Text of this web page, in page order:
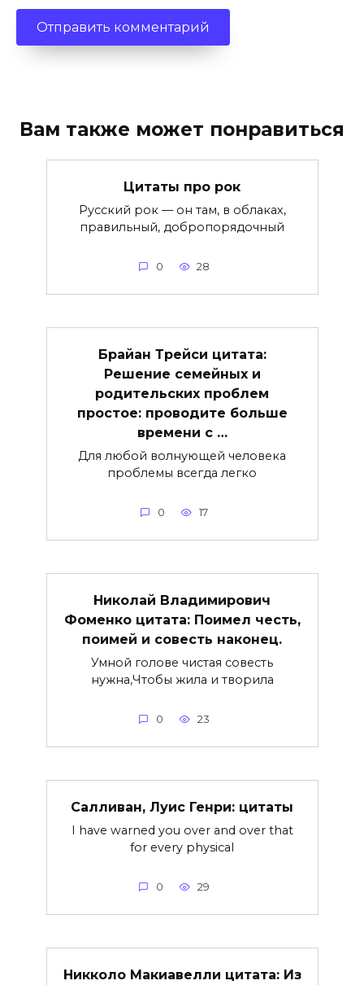
Вам также может понравиться
Цитаты про рок
Русский рок — он там, в облаках,
правильный, добропорядочный
0 28
Брайан Трейси цитата:
Решение семейных и
родительских проблем
простое: проводите больше
времени с …
Для любой волнующей человека
проблемы всегда легко
0 17
Николай Владимирович
Фоменко цитата: Поимел честь,
поимей и совесть наконец.
Умной голове чистая совесть
нужна,Чтобы жила и творила
0 23
Салливан, Луис Генри: цитаты
I have warned you over and over that
for every physical
0 29
Никколо Макиавелли цитата: Из